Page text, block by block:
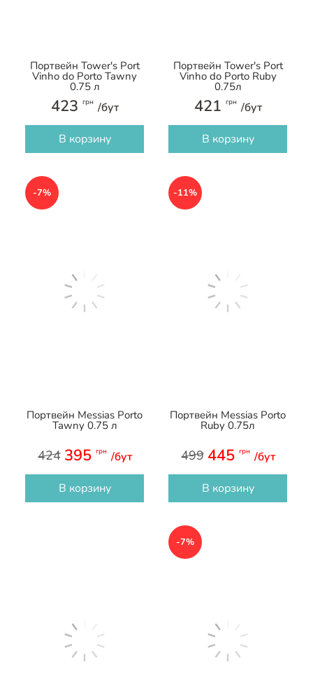
Портвейн Tower's Port
Vinho do Porto Tawny
0.75 л
423 грн /бут
В корзину
Портвейн Tower's Port
Vinho do Porto Ruby
0.75л
421 грн /бут
В корзину
-7%
Портвейн Messias Porto
Tawny 0.75 л
424 395 грн /бут
В корзину
-11%
Портвейн Messias Porto
Ruby 0.75л
499 445 грн /бут
В корзину
-7%